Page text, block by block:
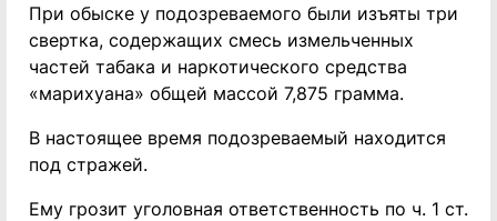
При обыске у подозреваемого были изъяты три
свертка, содержащих смесь измельченных
частей табака и наркотического средства
«марихуана» общей массой 7,875 грамма.
В настоящее время подозреваемый находится
под стражей.
Ему грозит уголовная ответственность по ч. 1 ст.